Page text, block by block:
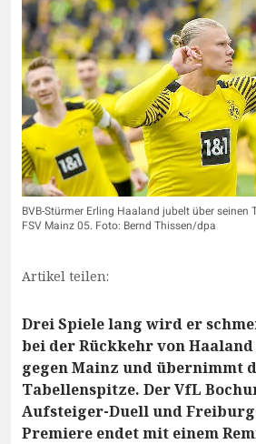
BVB-Stürmer Erling Haaland jubelt über seinen
FSV Mainz 05. Foto: Bernd Thissen/dpa
Artikel teilen:
Drei Spiele lang wird er
bei der Rückkehr von
gegen Mainz und übernimmt
Tabellenspitze. Der VfL
Aufsteiger-Duell und
Premiere endet mit einem